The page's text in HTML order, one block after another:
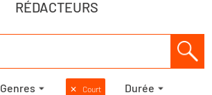
RÉDACTEURS
Genres ✕ Court Durée